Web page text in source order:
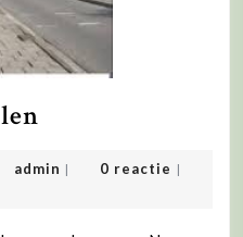
heen
admin admin
| 0 reactie |